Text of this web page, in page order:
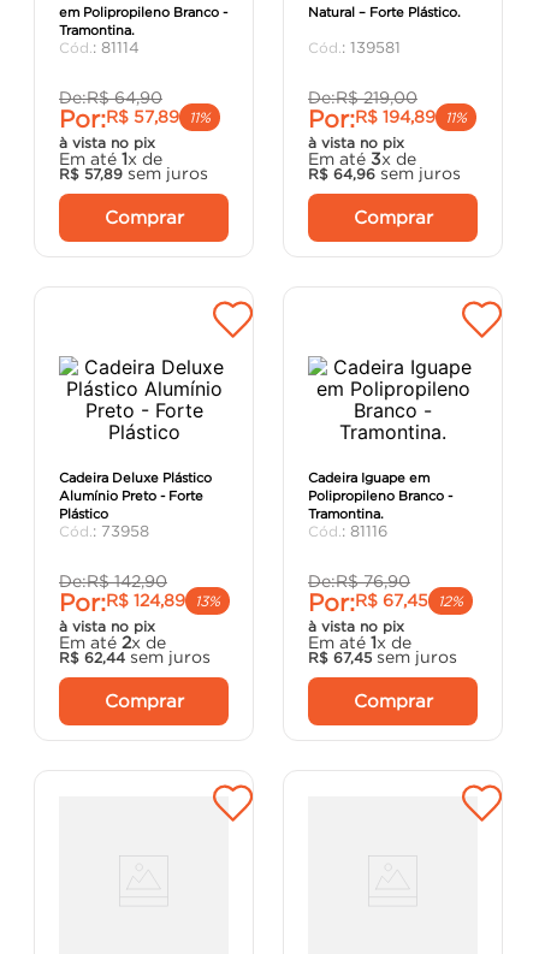
em Polipropileno Branco -
Tramontina.
: 81114
De:R$ 64,90
Por:R$ 57,89
11%
à vista no pix
Em até 1x de
R$ 57,89 sem juros
Comprar
Natural – Forte Plástico.
: 139581
De:R$ 219,00
Por:R$ 194,89
11%
à vista no pix
Em até 3x de
R$ 64,96 sem juros
Comprar
Cadeira Deluxe Plástico
Alumínio Preto - Forte
Plástico
: 73958
De:R$ 142,90
Por:R$ 124,89
13%
à vista no pix
Em até 2x de
R$ 62,44 sem juros
Comprar
Cadeira Iguape em
Polipropileno Branco -
Tramontina.
: 81116
De:R$ 76,90
Por:R$ 67,45
12%
à vista no pix
Em até 1x de
R$ 67,45 sem juros
Comprar
º porta
º cadeira